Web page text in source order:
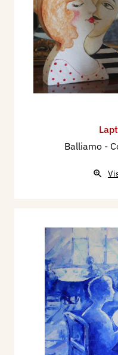
Balliamo -